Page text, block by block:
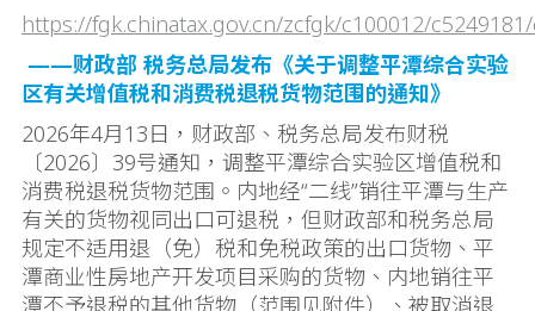
https://fgk.chinatax.gov.cn/zcfgk/c100012/
——财政部 税务总局发布《关于调整平潭综合实验
区有关增值税和消费税退税货物范围的通知》
2026年4月13日，财政部、税务总局发布财税
〔2026〕39号通知，调整平潭综合实验区增值税和
消费税退税货物范围。内地经“二线”销往平潭与生产
有关的货物视同出口可退税，但财政部和税务总局
规定不适用退（免）税和免税政策的出口货物、平
潭商业性房地产开发项目采购的货物、内地销往平